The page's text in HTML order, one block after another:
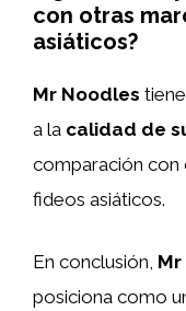
con otras
asiáticos?
Mr Noodles
a la calidad de
comparación con
fideos asiáticos.
En conclusión,
posiciona como